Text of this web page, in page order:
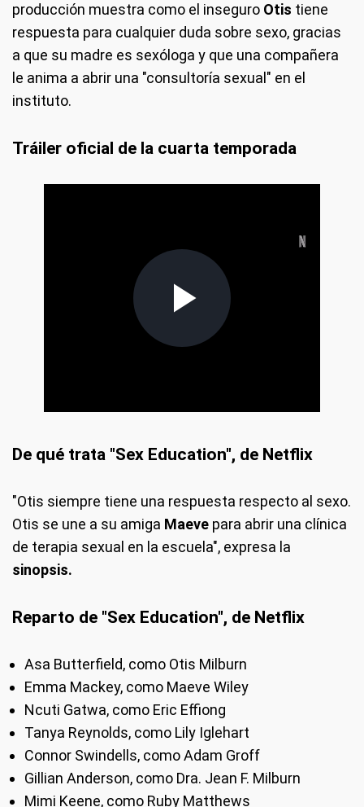
producción muestra como el inseguro Otis tiene
respuesta para cualquier duda sobre sexo, gracias
a que su madre es sexóloga y que una compañera
le anima a abrir una "consultoría sexual" en el
instituto.
Tráiler oficial de la cuarta temporada
De qué trata "Sex Education", de Netflix
"Otis siempre tiene una respuesta respecto al sexo.
Otis se une a su amiga Maeve para abrir una clínica
de terapia sexual en la escuela", expresa la
sinopsis.
Reparto de "Sex Education", de Netflix
Asa Butterfield, como Otis Milburn
Emma Mackey, como Maeve Wiley
Ncuti Gatwa, como Eric Effiong
Tanya Reynolds, como Lily Iglehart
Connor Swindells, como Adam Groff
Gillian Anderson, como Dra. Jean F. Milburn
Mimi Keene, como Ruby Matthews